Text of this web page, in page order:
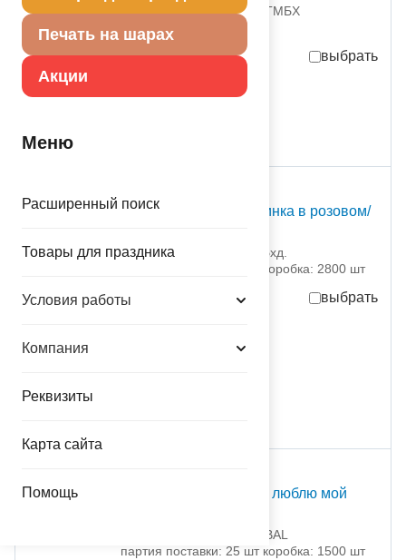
Печать на шарах
Акции
Меню
Расширенный поиск
Товары для праздника
Условия работы
Компания
Реквизиты
Карта сайта
Помощь
1306-0342 Бодо Эвертс ГМБХ
партия поставки: 1 р›
выбрать
3 380,00 руб.за р›
Шар 12" с рис. Блондинка в розовом/
1103-2978 Эвертс Сдн. Бхд.
партия поставки: 50 шт коробка: 2800 шт
выбрать
9.12руб.
присутствует на складе
Шар с рисунком 14" Я люблю мой
1103-3000 Белбал / BELBAL
партия поставки: 25 шт коробка: 1500 шт